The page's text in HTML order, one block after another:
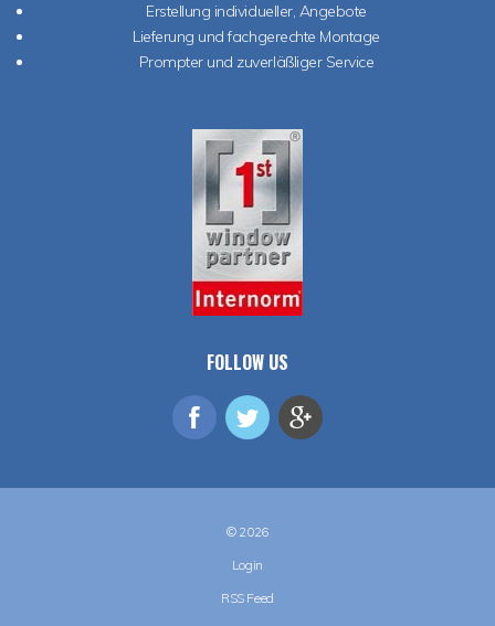
Erstellung individueller, Angebote
Lieferung und fachgerechte Montage
Prompter und zuverläßliger Service
FOLLOW US
© 2026
Login
RSS Feed